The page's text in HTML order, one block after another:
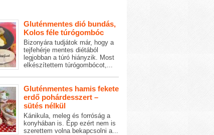
Gluténmentes dió bundás,
Kolos féle túrógombóc
Bizonyára tudjátok már, hogy a
tejfehérje mentes diétából
legjobban a túró hiányzik. Most
elkészítettem túrógombócot,...
Gluténmentes hamis fekete
erdő pohárdesszert –
sütés nélkül
Kánikula, meleg és forróság a
konyhában is. Épp ezért nem is
szerettem volna bekapcsolni a...